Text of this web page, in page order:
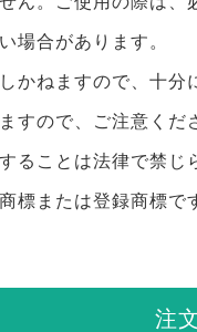
場合があります。
ねますので、十分
すので、ご注意くだ
ることは法律で禁じ
標または登録商標で
注